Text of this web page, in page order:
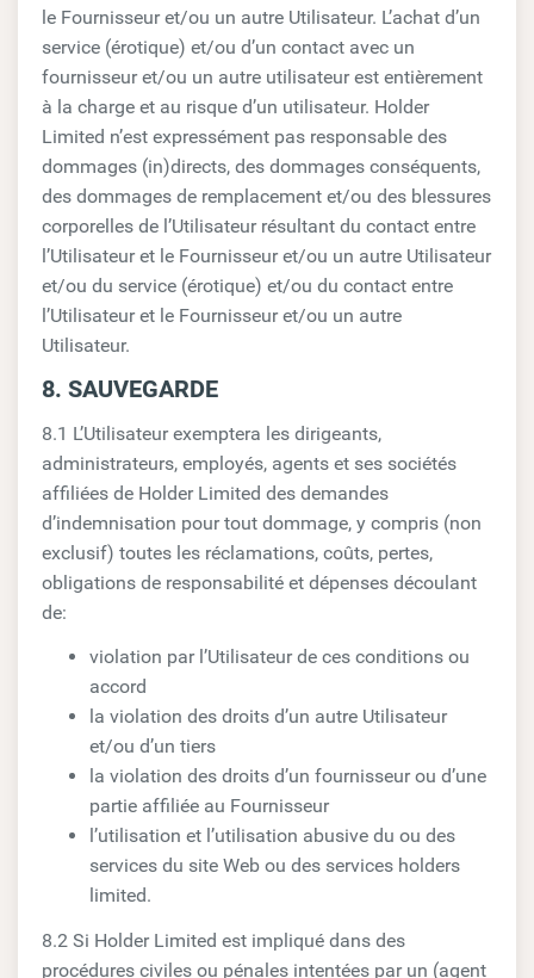
le Fournisseur et/ou un autre Utilisateur. L’achat d’un
service (érotique) et/ou d’un contact avec un
fournisseur et/ou un autre utilisateur est entièrement
à la charge et au risque d’un utilisateur. Holder
Limited n’est expressément pas responsable des
dommages (in)directs, des dommages conséquents,
des dommages de remplacement et/ou des blessures
corporelles de l’Utilisateur résultant du contact entre
l’Utilisateur et le Fournisseur et/ou un autre Utilisateur
et/ou du service (érotique) et/ou du contact entre
l’Utilisateur et le Fournisseur et/ou un autre
Utilisateur.
8. SAUVEGARDE
8.1 L’Utilisateur exemptera les dirigeants,
administrateurs, employés, agents et ses sociétés
affiliées de Holder Limited des demandes
d’indemnisation pour tout dommage, y compris (non
exclusif) toutes les réclamations, coûts, pertes,
obligations de responsabilité et dépenses découlant
de:
violation par l’Utilisateur de ces conditions ou
accord
la violation des droits d’un autre Utilisateur
et/ou d’un tiers
la violation des droits d’un fournisseur ou d’une
partie affiliée au Fournisseur
l’utilisation et l’utilisation abusive du ou des
services du site Web ou des services holders
limited.
8.2 Si Holder Limited est impliqué dans des
procédures civiles ou pénales intentées par un (agent